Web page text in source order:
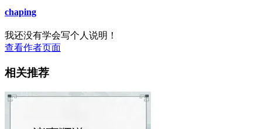
chaping
我还没有学会写个人说明！
查看作者页面
相关推荐